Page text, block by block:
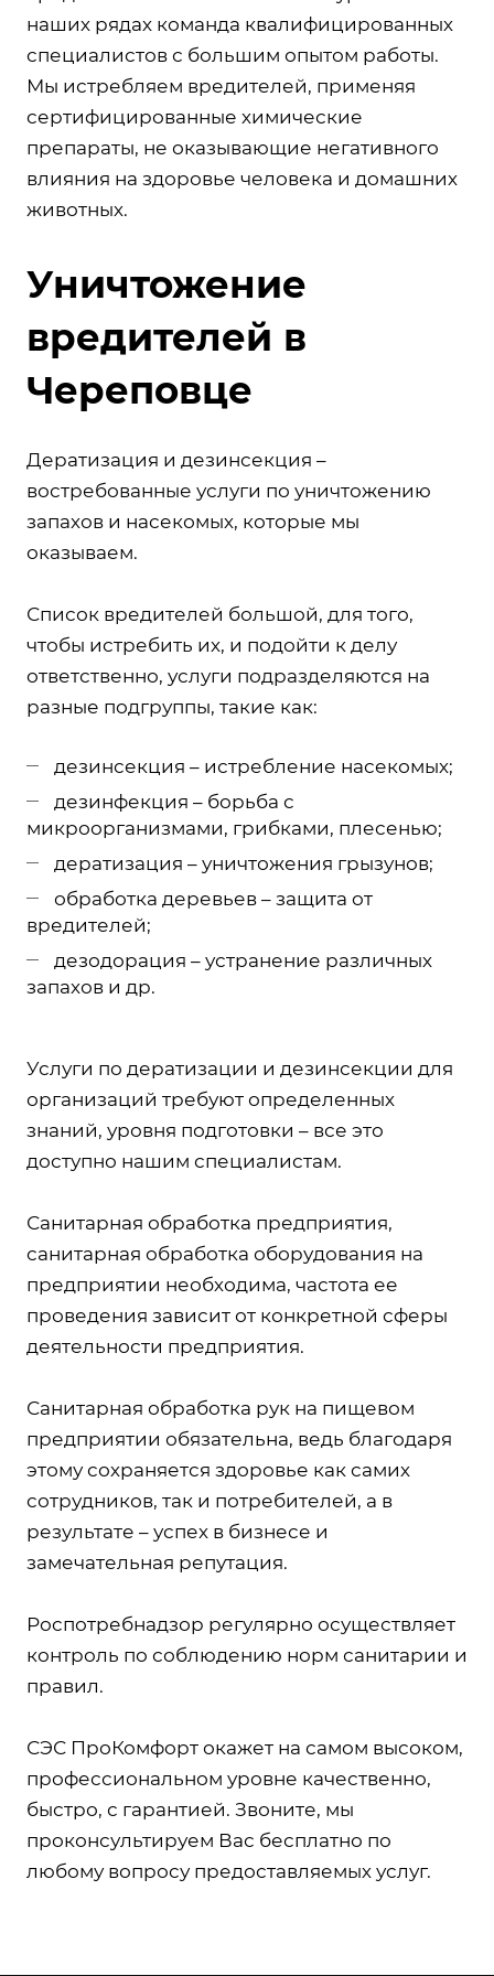
наших рядах команда квалифицированных
специалистов с большим опытом работы.
Мы истребляем вредителей, применяя
сертифицированные химические
препараты, не оказывающие негативного
влияния на здоровье человека и домашних
животных.
Уничтожение
вредителей в
Череповце
Дератизация и дезинсекция –
востребованные услуги по уничтожению
запахов и насекомых, которые мы
оказываем.
Список вредителей большой, для того,
чтобы истребить их, и подойти к делу
ответственно, услуги подразделяются на
разные подгруппы, такие как:
дезинсекция – истребление насекомых;
дезинфекция – борьба с
микроорганизмами, грибками, плесенью;
дератизация – уничтожения грызунов;
обработка деревьев – защита от
вредителей;
дезодорация – устранение различных
запахов и др.
Услуги по дератизации и дезинсекции для
организаций требуют определенных
знаний, уровня подготовки – все это
доступно нашим специалистам.
Санитарная обработка предприятия,
санитарная обработка оборудования на
предприятии необходима, частота ее
проведения зависит от конкретной сферы
деятельности предприятия.
Санитарная обработка рук на пищевом
предприятии обязательна, ведь благодаря
этому сохраняется здоровье как самих
сотрудников, так и потребителей, а в
результате – успех в бизнесе и
замечательная репутация.
Роспотребнадзор регулярно осуществляет
контроль по соблюдению норм санитарии и
правил.
СЭС ПроКомфорт окажет на самом высоком,
профессиональном уровне качественно,
быстро, с гарантией. Звоните, мы
проконсультируем Вас бесплатно по
любому вопросу предоставляемых услуг.